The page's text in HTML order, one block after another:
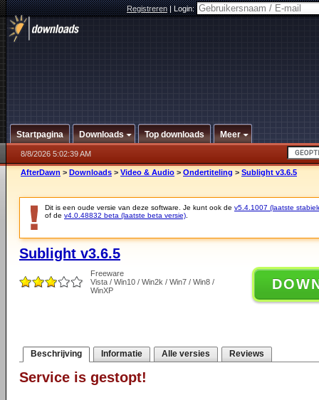
Registreren|Login:
Startpagina Downloads Top downloads Meer
8/8/2026 5:02:39 AM
AfterDawn > Downloads > Video & Audio > Ondertiteling > Sublight v3.6.5
Dit is een oude versie van deze software. Je kunt ook de v5.4.1007 (laatste
of de v4.0.48832 beta (laatste beta versie)
Sublight v3.6.5
Freeware
Vista / Win10 / Win2k / Win7 / Win8 /
WinXP
Beschrijving Informatie Alle versies Reviews
Service is gestopt!